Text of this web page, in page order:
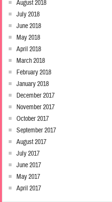
August 2018
July 2018
June 2018
May 2018
April 2018
March 2018
February 2018
January 2018
December 2017
November 2017
October 2017
September 2017
August 2017
July 2017
June 2017
May 2017
April 2017